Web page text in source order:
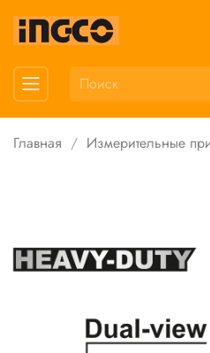
Главная Измерительные